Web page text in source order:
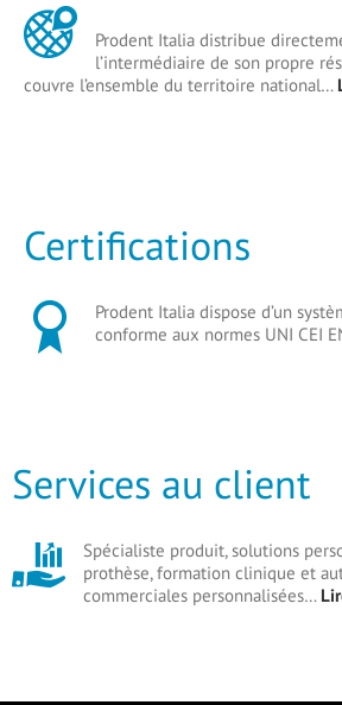
Prodent Italia distribue
l’intermédiaire de son propre
couvre l’ensemble du territoire national…
Certifications
Prodent Italia dispose d’un
conforme aux normes UNI CEI
Services au client
Spécialiste produit, solutions
prothèse, formation clinique et
commerciales personnalisées…